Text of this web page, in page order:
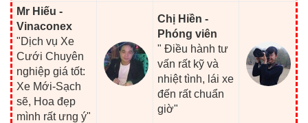
Mr Hiếu -
Vinaconex
"Dịch vụ Xe
Cưới Chuyên
nghiệp giá tốt:
Xe Mới-Sạch
sẽ, Hoa đẹp
mình rất ưng ý"
Chị Hiền -
Phóng viên
" Điều hành tư
vấn rất kỹ và
nhiệt tình, lái xe
đến rất chuẩn
giờ"